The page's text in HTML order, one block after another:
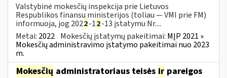
Valstybinė mokesčių inspekcija prie Lietuvos
Respublikos finansų ministerijos (toliau — VMI prie FM)
informuoja, jog 2022-12-13 įstatymu Nr....
Metai: 2022 Mokesčių įstatymų pakeitimai: MĮP 2021 »
Mokesčių administravimo įstatymo pakeitimai nuo 2023
m.
Mokesčių administratoriaus teisės ir pareigos